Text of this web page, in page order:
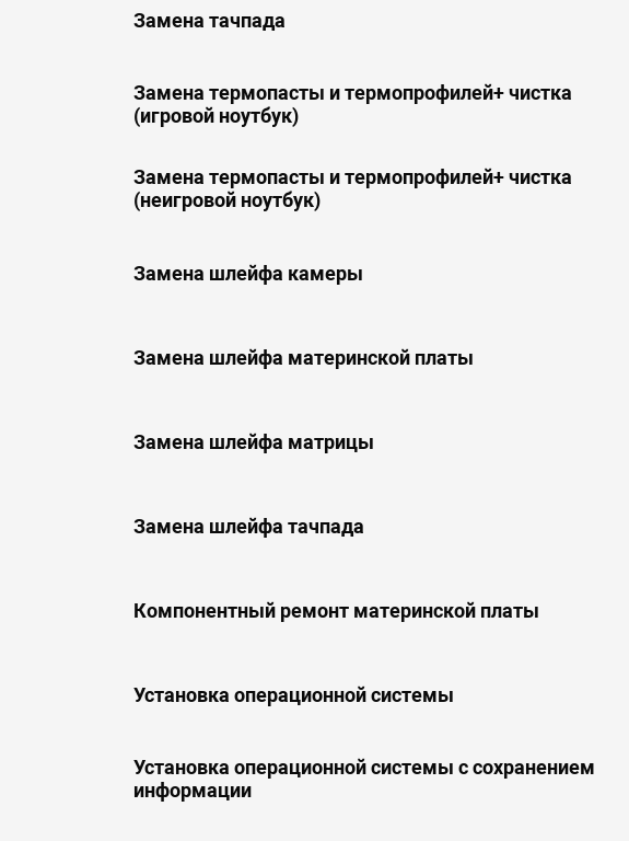
Замена тачпада
Замена термопасты и термопрофилей+ чистка
(игровой ноутбук)
Замена термопасты и термопрофилей+ чистка
(неигровой ноутбук)
Замена шлейфа камеры
Замена шлейфа материнской платы
Замена шлейфа матрицы
Замена шлейфа тачпада
Компонентный ремонт материнской платы
Установка операционной системы
Установка операционной системы с сохранением
информации